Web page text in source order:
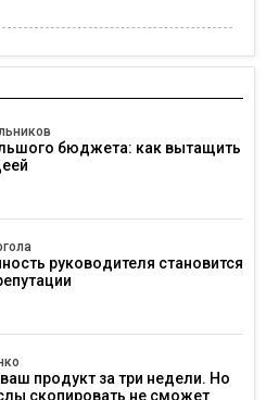
бюджета: как вытащить
руководителя становится
продукт за три недели. Но
скопировать не сможет